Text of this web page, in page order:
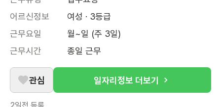
어르신정보
여성 · 3등급
근무요일
월~일 (주 3일)
근무시간
종일 근무
관심 일자리정보 더보기